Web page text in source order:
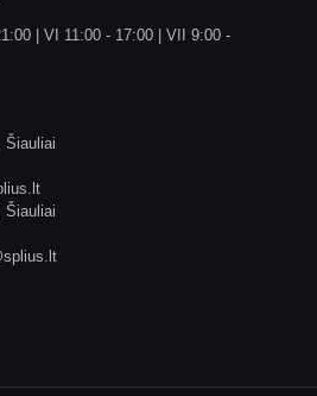
| VI 11:00 - 17:00 | VII 9:00 -
Šiauliai
Šiauliai